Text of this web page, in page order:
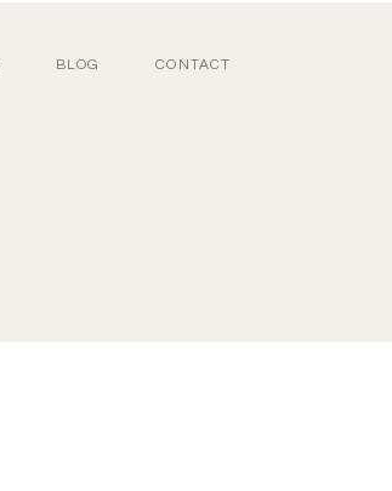
BLOG CONTACT